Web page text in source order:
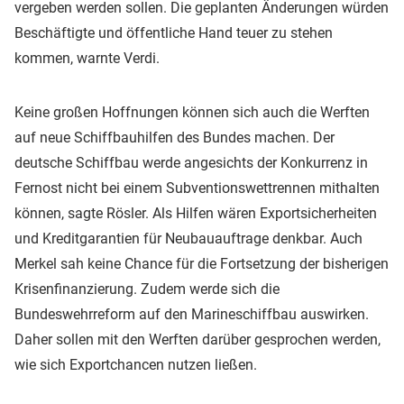
vergeben werden sollen. Die geplanten Änderungen würden
Beschäftigte und öffentliche Hand teuer zu stehen
kommen, warnte Verdi.
Keine großen Hoffnungen können sich auch die Werften
auf neue Schiffbauhilfen des Bundes machen. Der
deutsche Schiffbau werde angesichts der Konkurrenz in
Fernost nicht bei einem Subventionswettrennen mithalten
können, sagte Rösler. Als Hilfen wären Exportsicherheiten
und Kreditgarantien für Neubauauftrage denkbar. Auch
Merkel sah keine Chance für die Fortsetzung der bisherigen
Krisenfinanzierung. Zudem werde sich die
Bundeswehrreform auf den Marineschiffbau auswirken.
Daher sollen mit den Werften darüber gesprochen werden,
wie sich Exportchancen nutzen ließen.